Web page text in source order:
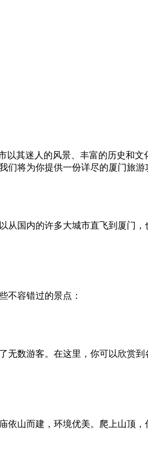
其迷人的风景、丰富的历史和
将为你提供一份详尽的厦门旅游
国内的许多大城市直飞到厦门
不容错过的景点：
数游客。在这里，你可以欣赏
山而建，环境优美。爬上山顶，